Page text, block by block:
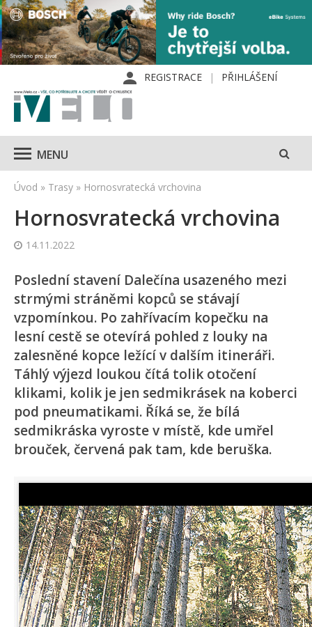
REGISTRACE PŘIHLÁŠENÍ
MENU
Úvod » Trasy » Hornosvratecká vrchovina
Hornosvratecká vrchovina
14.11.2022
Poslední stavení Dalečína usazeného mezi
strmými stráněmi kopců se stávají
vzpomínkou. Po zahřívacím kopečku na
lesní cestě se otevírá pohled z louky na
zalesněné kopce ležící v dalším itineráři.
Táhlý výjezd loukou čítá tolik otočení
klikami, kolik je jen sedmikrásek na koberci
pod pneumatikami. Říká se, že bílá
sedmikráska vyroste v místě, kde umřel
brouček, červená pak tam, kde beruška.